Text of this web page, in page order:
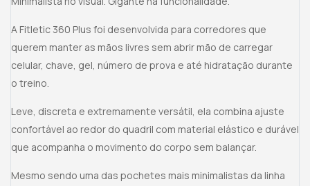
A Fitletic 360 Plus foi desenvolvida para corredores que
querem manter as mãos livres sem abrir mão de carregar
celular, chave, gel, número de prova e até hidratação durante
o treino.
Leve, discreta e extremamente versátil, ela combina ajuste
confortável ao redor do quadril com material elástico e durável
que acompanha o movimento do corpo sem balançar.
Mesmo sendo uma das pochetes mais minimalistas da linha